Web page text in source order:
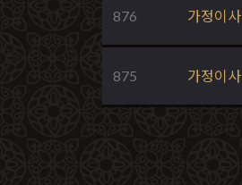
876 가정이사
875 가정이사